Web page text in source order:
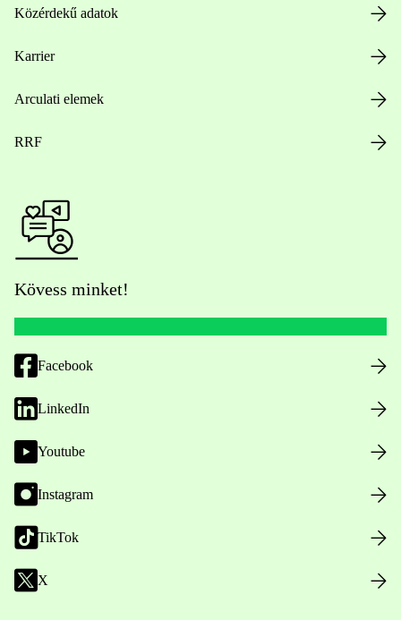
Közérdekű adatok
Karrier
Arculati elemek
RRF
Kövess minket!
Facebook
LinkedIn
Youtube
Instagram
TikTok
X